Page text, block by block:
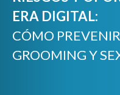
ERA DIGITAL:
CÓMO
GROOMING Y